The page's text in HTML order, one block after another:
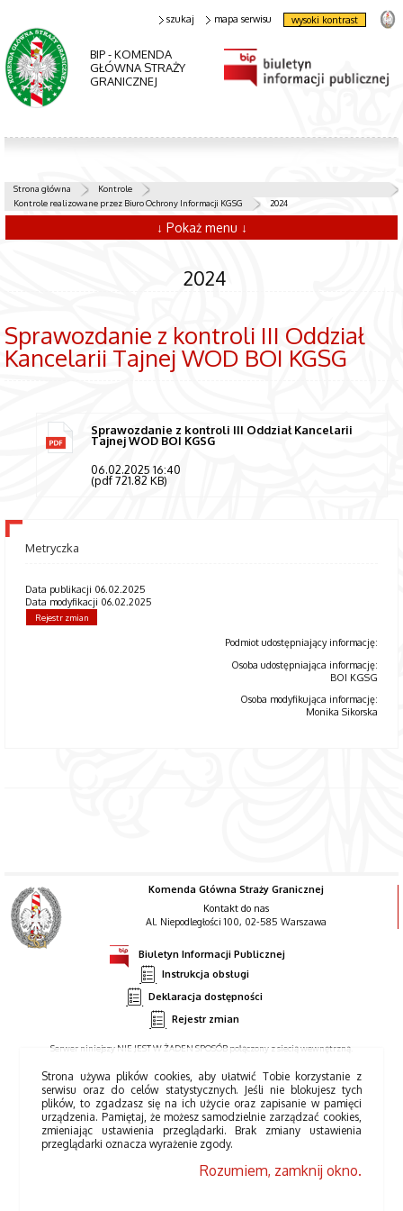
BIP - KOMENDA
GŁÓWNA STRAŻY
GRANICZNEJ
szukaj mapa serwisu wysoki kontrast
Strona główna
Kontrole
Kontrole realizowane przez Biuro Ochrony Informacji KGSG
2024
↓ Pokaż menu ↓
2024
Sprawozdanie z kontroli III Oddział
Kancelarii Tajnej WOD BOI KGSG
Sprawozdanie z kontroli III Oddział Kancelarii
Tajnej WOD BOI KGSG
06.02.2025 16:40
(pdf 721.82 KB)
Metryczka
Data publikacji 06.02.2025
Data modyfikacji 06.02.2025
Rejestr zmian
Podmiot udostępniający informację:
Osoba udostępniająca informację:
BOI KGSG
Osoba modyfikująca informację:
Monika Sikorska
Komenda Główna Straży Granicznej
Kontakt do nas
Al. Niepodległości 100, 02-585 Warszawa
Biuletyn Informacji Publicznej
Instrukcja obsługi
Deklaracja dostępności
Rejestr zmian
Serwer niniejszy NIE JEST W ŻADEN SPOSÓB połączony z siecią wewnętrzną.
Strona używa plików cookies, aby ułatwić Tobie korzystanie z
serwisu oraz do celów statystycznych. Jeśli nie blokujesz tych
plików, to zgadzasz się na ich użycie oraz zapisanie w pamięci
urządzenia. Pamiętaj, że możesz samodzielnie zarządzać cookies,
zmieniając ustawienia przeglądarki. Brak zmiany ustawienia
przeglądarki oznacza wyrażenie zgody.
Rozumiem, zamknij okno.